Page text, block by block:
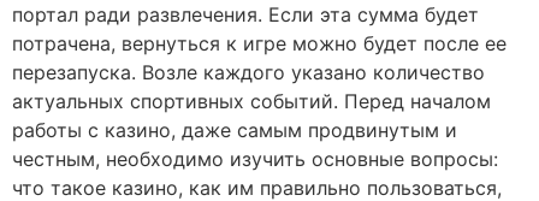
портал ради развлечения. Если эта сумма будет
потрачена, вернуться к игре можно будет после ее
перезапуска. Возле каждого указано количество
актуальных спортивных событий. Перед началом
работы с казино, даже самым продвинутым и
честным, необходимо изучить основные вопросы:
что такое казино, как им правильно пользоваться,